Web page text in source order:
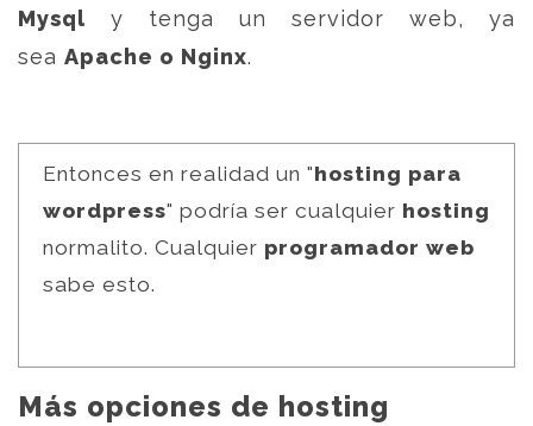
Mysql y tenga un servidor web, ya
sea Apache o Nginx.
Entonces en realidad un "hosting para
wordpress" podría ser cualquier hosting
normalito. Cualquier programador web
sabe esto.
Más opciones de hosting